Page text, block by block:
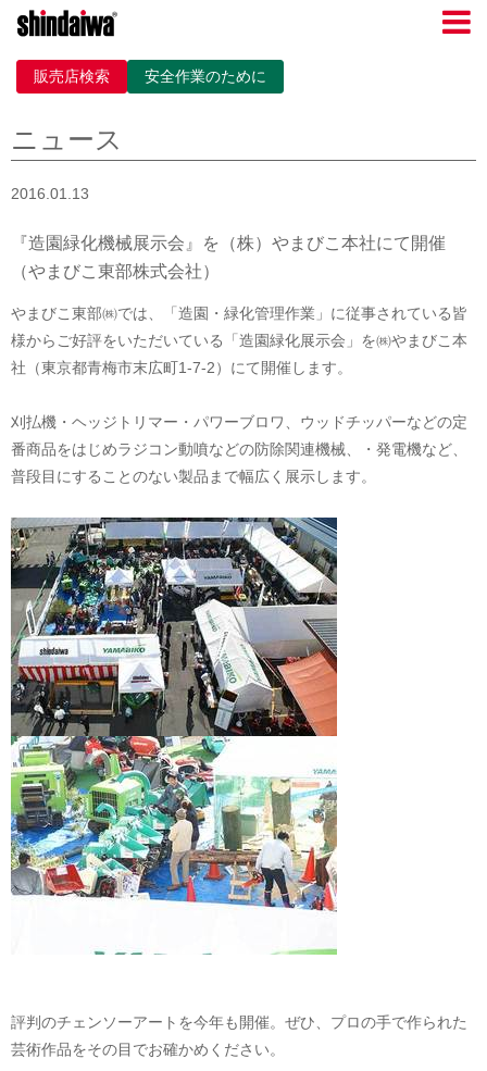
販売店検索 安全作業のために
ニュース
2016.01.13
『造園緑化機械展示会』を（株）やまびこ本社にて開催
（やまびこ東部株式会社）
やまびこ東部㈱では、「造園・緑化管理作業」に従事されている皆
様からご好評をいただいている「造園緑化展示会 」を㈱やまびこ本
社（東京都青梅市末広町1-7-2）にて開催します。
刈払機・ヘッジトリマー・パワーブロワ、ウッドチッパーなどの定
番商品をはじめラジコン動噴などの防除関連機械、・発電機など、
普段目にすることのない製品まで幅広く展示します。
評判のチェンソーアートを今年も開催。ぜひ、プロの手で作られた
芸術作品をその目でお確かめください。